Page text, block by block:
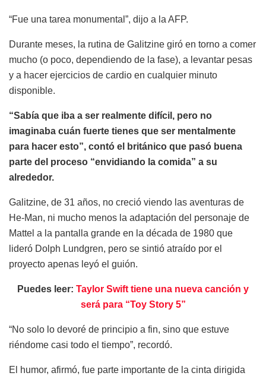
“Fue una tarea monumental”, dijo a la AFP.
Durante meses, la rutina de Galitzine giró en torno a comer
mucho (o poco, dependiendo de la fase), a levantar pesas
y a hacer ejercicios de cardio en cualquier minuto
disponible.
“Sabía que iba a ser realmente difícil, pero no
imaginaba cuán fuerte tienes que ser mentalmente
para hacer esto”, contó el británico que pasó buena
parte del proceso “envidiando la comida” a su
alrededor.
Galitzine, de 31 años, no creció viendo las aventuras de
He-Man, ni mucho menos la adaptación del personaje de
Mattel a la pantalla grande en la década de 1980 que
lideró Dolph Lundgren, pero se sintió atraído por el
proyecto apenas leyó el guión.
Puedes leer: Taylor Swift tiene una nueva canción y
será para “Toy Story 5”
“No solo lo devoré de principio a fin, sino que estuve
riéndome casi todo el tiempo”, recordó.
El humor, afirmó, fue parte importante de la cinta dirigida